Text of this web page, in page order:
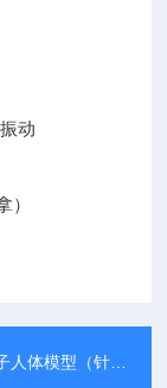
动
）
型（针灸推拿）